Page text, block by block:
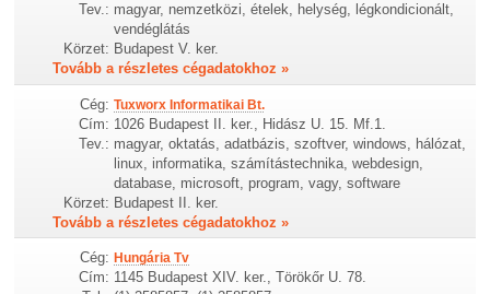
Tev.: magyar, nemzetközi, ételek, helység, légkondicionált,
vendéglátás
Körzet: Budapest V. ker.
Tovább a részletes cégadatokhoz »
Cég: Tuxworx Informatikai Bt.
Cím: 1026 Budapest II. ker., Hidász U. 15. Mf.1.
Tev.: magyar, oktatás, adatbázis, szoftver, windows, hálózat,
linux, informatika, számítástechnika, webdesign,
database, microsoft, program, vagy, software
Körzet: Budapest II. ker.
Tovább a részletes cégadatokhoz »
Cég: Hungária Tv
Cím: 1145 Budapest XIV. ker., Törökőr U. 78.